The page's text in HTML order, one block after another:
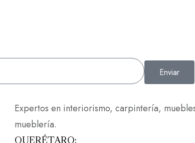
Enviar
Expertos en interiorismo, carpintería,
mueblería.
QUERÉTARO: